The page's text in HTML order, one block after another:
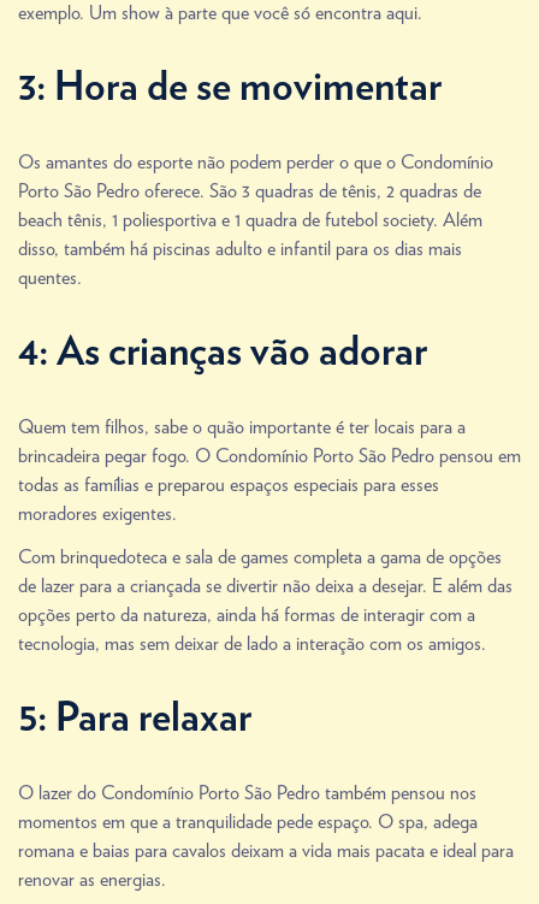
exemplo. Um show à parte que você só encontra aqui.
3: Hora de se movimentar
Os amantes do esporte não podem perder o que o Condomínio
Porto São Pedro oferece. São 3 quadras de tênis, 2 quadras de
beach tênis, 1 poliesportiva e 1 quadra de futebol society. Além
disso, também há piscinas adulto e infantil para os dias mais
quentes.
4: As crianças vão adorar
Quem tem filhos, sabe o quão importante é ter locais para a
brincadeira pegar fogo. O Condomínio Porto São Pedro pensou em
todas as famílias e preparou espaços especiais para esses
moradores exigentes.
Com brinquedoteca e sala de games completa a gama de opções
de lazer para a criançada se divertir não deixa a desejar. E além das
opções perto da natureza, ainda há formas de interagir com a
tecnologia, mas sem deixar de lado a interação com os amigos.
5: Para relaxar
O lazer do Condomínio Porto São Pedro também pensou nos
momentos em que a tranquilidade pede espaço. O spa, adega
romana e baias para cavalos deixam a vida mais pacata e ideal para
renovar as energias.